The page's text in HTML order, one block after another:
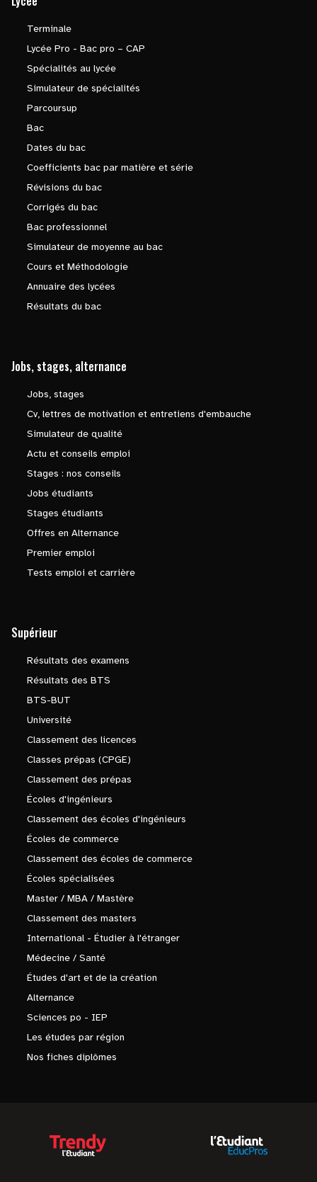
Terminale
Lycée Pro - Bac pro – CAP
Spécialités au lycée
Simulateur de spécialités
Parcoursup
Bac
Dates du bac
Coefficients bac par matière et série
Révisions du bac
Corrigés du bac
Bac professionnel
Simulateur de moyenne au bac
Cours et Méthodologie
Annuaire des lycées
Résultats du bac
Jobs, stages, alternance
Jobs, stages
Cv, lettres de motivation et entretiens d'embauche
Simulateur de qualité
Actu et conseils emploi
Stages : nos conseils
Jobs étudiants
Stages étudiants
Offres en Alternance
Premier emploi
Tests emploi et carrière
Supérieur
Résultats des examens
Résultats des BTS
BTS-BUT
Université
Classement des licences
Classes prépas (CPGE)
Classement des prépas
Écoles d'ingénieurs
Classement des écoles d'ingénieurs
Écoles de commerce
Classement des écoles de commerce
Écoles spécialisées
Master / MBA / Mastère
Classement des masters
International - Étudier à l'étranger
Médecine / Santé
Études d'art et de la création
Alternance
Sciences po - IEP
Les études par région
Nos fiches diplômes